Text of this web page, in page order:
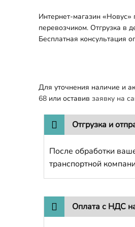
Интернет-магазин «Новус»
перевозчиком. Отгрузка в
Бесплатная консультация
Для уточнения наличие и
68 или оставив заявку на
Отгрузка и
После обработки
транспортной
Оплата с НДС